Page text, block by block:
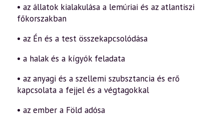
• az állatok kialakulása a lemúriai és az atlantiszi
főkorszakban
• az Én és a test összekapcsolódása
• a halak és a kígyók feladata
• az anyagi és a szellemi szubsztancia és erő
kapcsolata a fejjel és a végtagokkal
• az ember a Föld adósa